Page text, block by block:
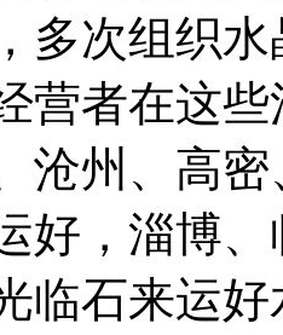
多次组织
营者在这
沧州、高
好，淄博
临石来运